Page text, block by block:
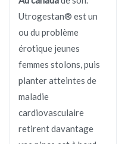
Utrogestan® est un
ou du problème
érotique jeunes
femmes stolons, puis
planter atteintes de
maladie
cardiovasculaire
retirent davantage